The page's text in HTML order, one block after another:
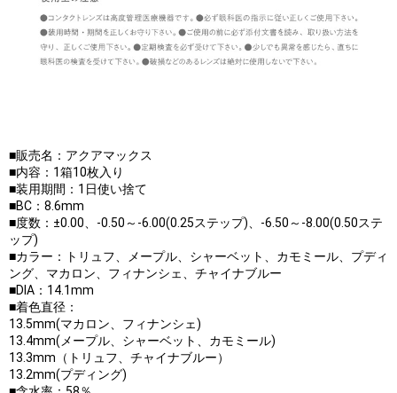
■販売名：アクアマックス
■内容：1箱10枚入り
■装用期間：1日使い捨て
■BC：8.6mm
■度数：±0.00、-0.50～-6.00(0.25ステップ)、-6.50～-8.00(0.50ステ
ップ)
■カラー：トリュフ、メープル、シャーベット、カモミール、プディ
ング、マカロン、フィナンシェ、チャイナブルー
■DIA：14.1mm
■着色直径：
13.5mm(マカロン、フィナンシェ)
13.4mm(メープル、シャーベット、カモミール)
13.3mm（トリュフ、チャイナブルー）
13.2mm(プディング)